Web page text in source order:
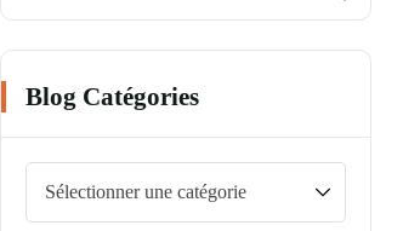
Blog Catégories